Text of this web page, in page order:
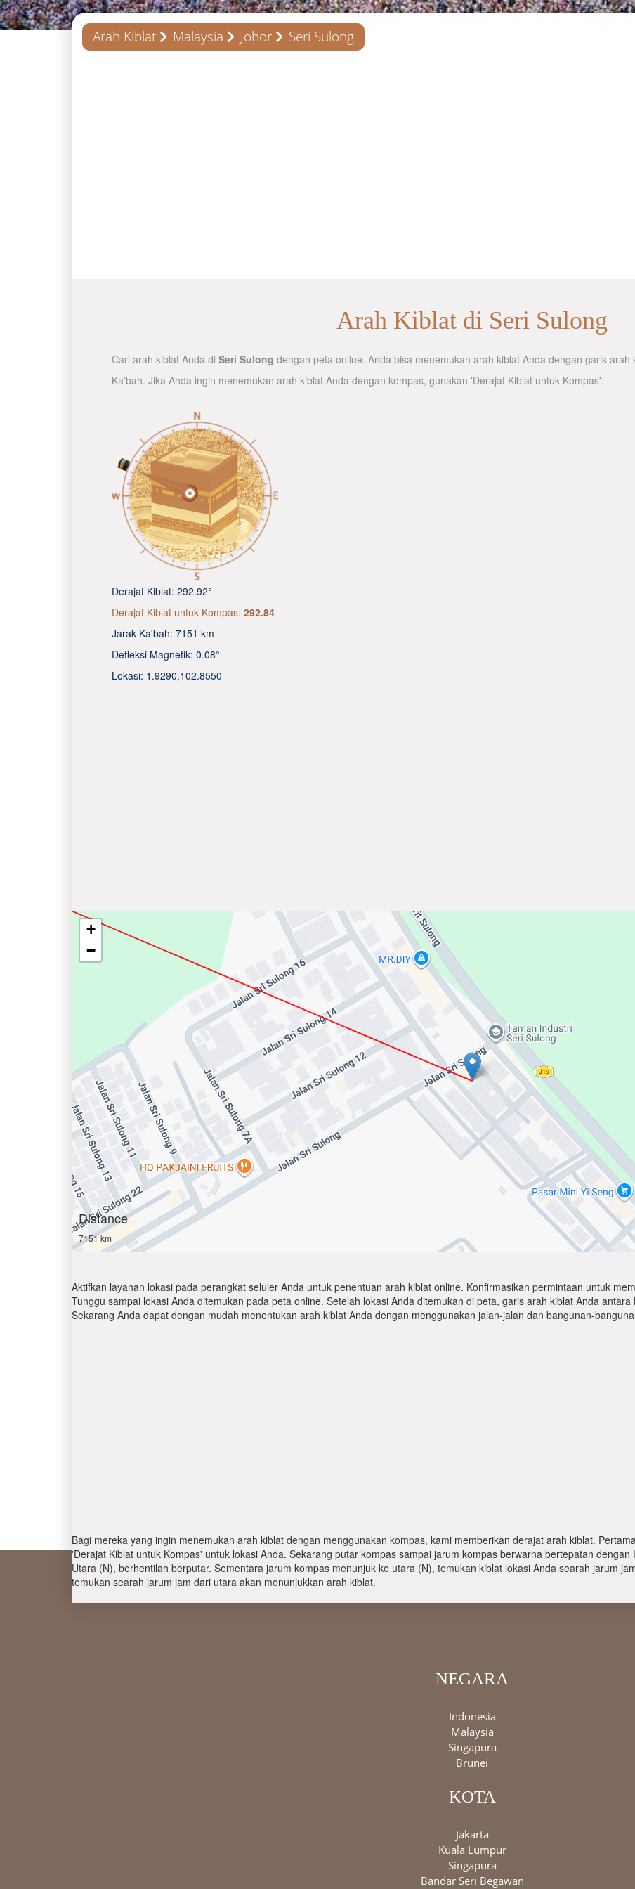
Arah Kiblat Malaysia Johor Seri Sulong
Arah Kiblat di Seri Sulong
Cari arah kiblat Anda di Seri Sulong dengan peta online. Anda bisa menemukan arah kiblat Anda dengan garis
Ka'bah. Jika Anda ingin menemukan arah kiblat Anda dengan kompas, gunakan 'Derajat Kiblat untuk Kompas'.
Derajat Kiblat: 292.92°
Derajat Kiblat untuk Kompas: 292.84
Jarak Ka'bah: 7151 km
Defleksi Magnetik: 0.08°
Lokasi: 1.9290,102.8550
+
−
Distance
7151 km
Aktifkan layanan lokasi pada perangkat seluler Anda untuk penentuan arah kiblat online. Konfirmasikan permintaan untuk
Tunggu sampai lokasi Anda ditemukan pada peta online. Setelah lokasi Anda ditemukan di peta, garis arah kiblat Anda
Sekarang Anda dapat dengan mudah menentukan arah kiblat Anda dengan menggunakan jalan-jalan dan bangunan-
Bagi mereka yang ingin menemukan arah kiblat dengan menggunakan kompas, kami memberikan derajat arah kiblat.
'Derajat Kiblat untuk Kompas' untuk lokasi Anda. Sekarang putar kompas sampai jarum kompas berwarna bertepatan
Utara (N), berhentilah berputar. Sementara jarum kompas menunjuk ke utara (N), temukan kiblat lokasi Anda searah jarum
temukan searah jarum jam dari utara akan menunjukkan arah kiblat.
NEGARA
Indonesia
Malaysia
Singapura
Brunei
KOTA
Jakarta
Kuala Lumpur
Singapura
Bandar Seri Begawan